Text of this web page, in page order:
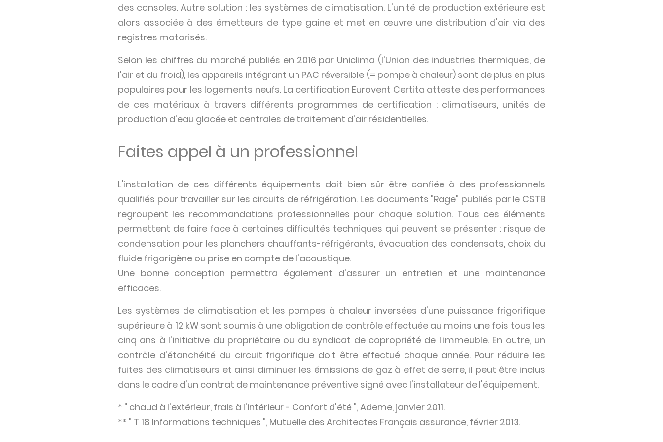
des consoles. Autre solution : les systèmes de climatisation. L'unité de production extérieure est
alors associée à des émetteurs de type gaine et met en œuvre une distribution d'air via des
registres motorisés.
Selon les chiffres du marché publiés en 2016 par Uniclima (l'Union des industries thermiques, de
l'air et du froid), les appareils intégrant un PAC réversible (= pompe à chaleur) sont de plus en plus
populaires pour les logements neufs. La certification Eurovent Certita atteste des performances
de ces matériaux à travers différents programmes de certification : climatiseurs, unités de
production d'eau glacée et centrales de traitement d'air résidentielles.
Faites appel à un professionnel
L'installation de ces différents équipements doit bien sûr être confiée à des professionnels
qualifiés pour travailler sur les circuits de réfrigération. Les documents "Rage" publiés par le CSTB
regroupent les recommandations professionnelles pour chaque solution. Tous ces éléments
permettent de faire face à certaines difficultés techniques qui peuvent se présenter : risque de
condensation pour les planchers chauffants-réfrigérants, évacuation des condensats, choix du
fluide frigorigène ou prise en compte de l'acoustique.
Une bonne conception permettra également d'assurer un entretien et une maintenance
efficaces.
Les systèmes de climatisation et les pompes à chaleur inversées d'une puissance frigorifique
supérieure à 12 kW sont soumis à une obligation de contrôle effectuée au moins une fois tous les
cinq ans à l'initiative du propriétaire ou du syndicat de copropriété de l'immeuble. En outre, un
contrôle d'étanchéité du circuit frigorifique doit être effectué chaque année. Pour réduire les
fuites des climatiseurs et ainsi diminuer les émissions de gaz à effet de serre, il peut être inclus
dans le cadre d'un contrat de maintenance préventive signé avec l'installateur de l'équipement.
* " chaud à l'extérieur, frais à l'intérieur - Confort d'été ", Ademe, janvier 2011.
** " T 18 Informations techniques ", Mutuelle des Architectes Français assurance, février 2013.